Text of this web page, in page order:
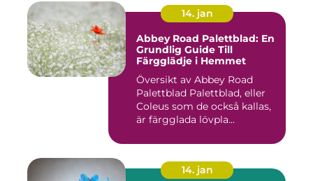
14. jan
Abbey Road Palettblad: En
Grundlig Guide Till
Färgglädje i Hemmet
Översikt av Abbey Road
Palettblad Palettblad, eller
Coleus som de också kallas,
är färgglada lövpla...
14. jan